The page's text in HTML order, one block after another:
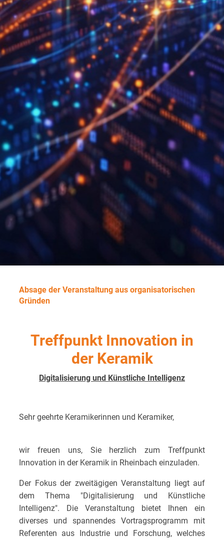
Absage der Veranstaltung aus organisatorischen
Gründen
Treffpunkt Innovation in
der Keramik
Digitalisierung und Künstliche Intelligenz
Sehr geehrte Keramikerinnen und Keramiker,
wir freuen uns, Sie herzlich zum Treffpunkt
Innovation in der Keramik in Rheinbach einzuladen.
Der Fokus der zweitägigen Veranstaltung liegt auf
dem Thema "Digitalisierung und Künstliche
Intelligenz". Die Veranstaltung bietet Ihnen ein
diverses und spannendes Vortragsprogramm mit
Referenten aus Industrie und Forschung, welches